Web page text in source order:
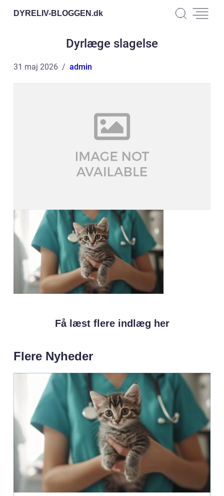
DYRELIV-BLOGGEN.dk
Dyrlæge slagelse
31 maj 2026 admin
Få læst flere indlæg her
Flere Nyheder